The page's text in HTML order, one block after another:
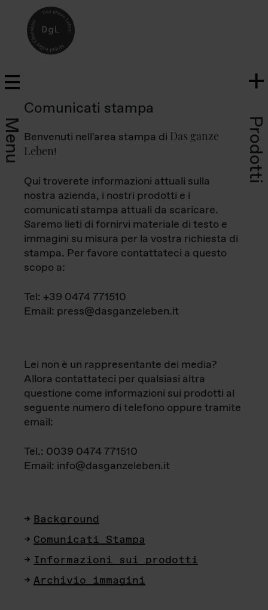
Menu Prodotti
Comunicati stampa
Benvenuti nell'area stampa di Das ganze
Leben!
Qui troverete informazioni attuali sulla
nostra azienda, i nostri prodotti e i
comunicati stampa attuali da scaricare.
Saremo lieti di fornirvi materiale di testo e
immagini su misura per la vostra richiesta di
stampa. Per favore contattateci a questo
scopo a:
Tel: +39 0474 771510
Email: press@dasganzeleben.it
Lei non è un rappresentante dei media?
Allora contattateci per qualsiasi altra
questione come informazioni sui prodotti al
seguente numero di telefono oppure tramite
email:
Tel.: 0039 0474 771510
Email: info@dasganzeleben.it
Background
Comunicati Stampa
Informazioni sui prodotti
Archivio immagini